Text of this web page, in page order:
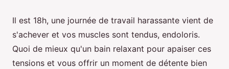
Il est 18h, une journée de travail harassante vient de
s'achever et vos muscles sont tendus, endoloris.
Quoi de mieux qu'un bain relaxant pour apaiser ces
tensions et vous offrir un moment de détente bien